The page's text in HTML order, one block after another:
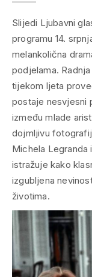
Slijedi Ljubavni
programu 14.
melankolična
podjelama.
tijekom ljeta
postaje nesvjesni
između mlade
dojmljivu
Michela Legranda
istražuje kako
izgubljena
životima.